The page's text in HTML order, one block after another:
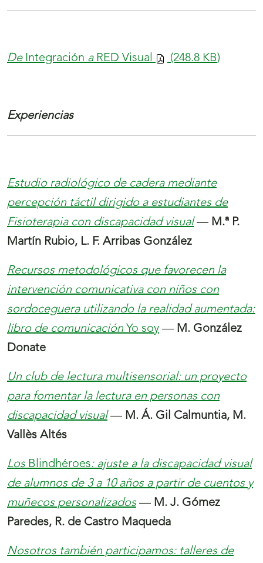
DeIntegración aRED Visual (248.8 KB)
Experiencias
Estudio radiológico de cadera mediante
percepción táctil dirigido a estudiantes de
Fisioterapia con discapacidad visual— M.ª P.
Martín Rubio, L. F. Arribas González
Recursos metodológicos que favorecen la
intervención comunicativa con niños con
sordoceguera utilizando la realidad aumentada:
libro de comunicación Yo soy — M. González
Donate
Un club de lectura multisensorial: un proyecto
para fomentar la lectura en personas con
discapacidad visual — M. Á. Gil Calmuntia, M.
Vallès Altés
Los Blindhéroes: ajuste a la discapacidad visual
de alumnos de 3 a 10 años a partir de cuentos y
muñecos personalizados — M. J. Gómez
Paredes, R. de Castro Maqueda
Nosotros también participamos: talleres de